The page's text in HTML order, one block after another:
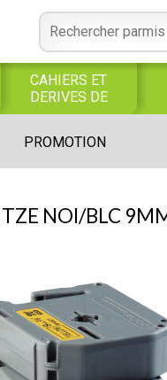
CAHIERS ET
DERIVES DE
PAPIER
INFORMATIQUES
PROMOTION
TZE NOI/BLC